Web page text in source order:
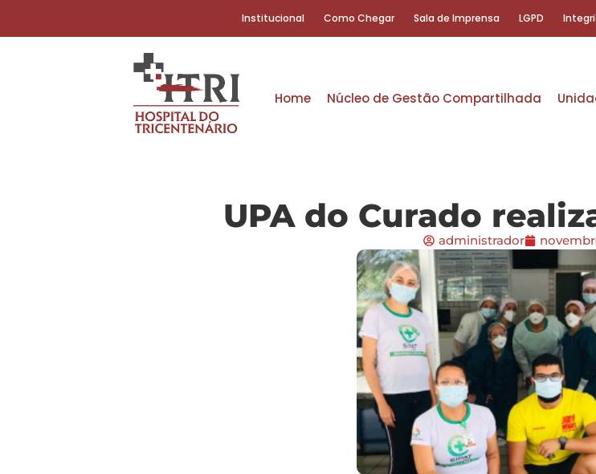
Institucional Como Chegar Sala de Imprensa LGPD
Home Núcleo de Gestão Compartilhada
UPA do Curado
administrador